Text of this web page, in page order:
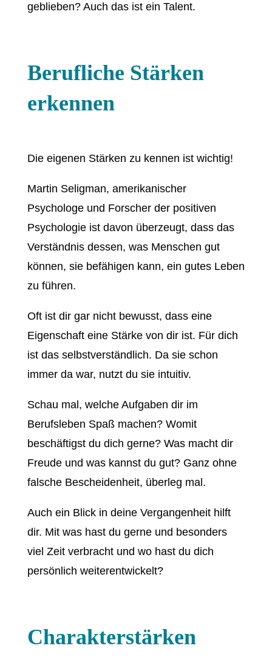
geblieben? Auch das ist ein Talent.
Berufliche Stärken
erkennen
Die eigenen Stärken zu kennen ist wichtig!
Martin Seligman, amerikanischer
Psychologe und Forscher der positiven
Psychologie ist davon überzeugt, dass das
Verständnis dessen, was Menschen gut
können, sie befähigen kann, ein gutes Leben
zu führen.
Oft ist dir gar nicht bewusst, dass eine
Eigenschaft eine Stärke von dir ist. Für dich
ist das selbstverständlich. Da sie schon
immer da war, nutzt du sie intuitiv.
Schau mal, welche Aufgaben dir im
Berufsleben Spaß machen? Womit
beschäftigst du dich gerne? Was macht dir
Freude und was kannst du gut? Ganz ohne
falsche Bescheidenheit, überleg mal.
Auch ein Blick in deine Vergangenheit hilft
dir. Mit was hast du gerne und besonders
viel Zeit verbracht und wo hast du dich
persönlich weiterentwickelt?
Charakterstärken